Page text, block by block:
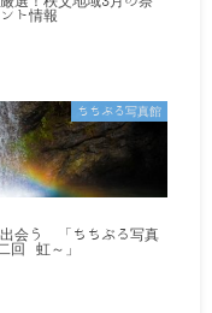
ト情報
ちちぶる写真館
会う 「ちちぶる写真
回 虹～」